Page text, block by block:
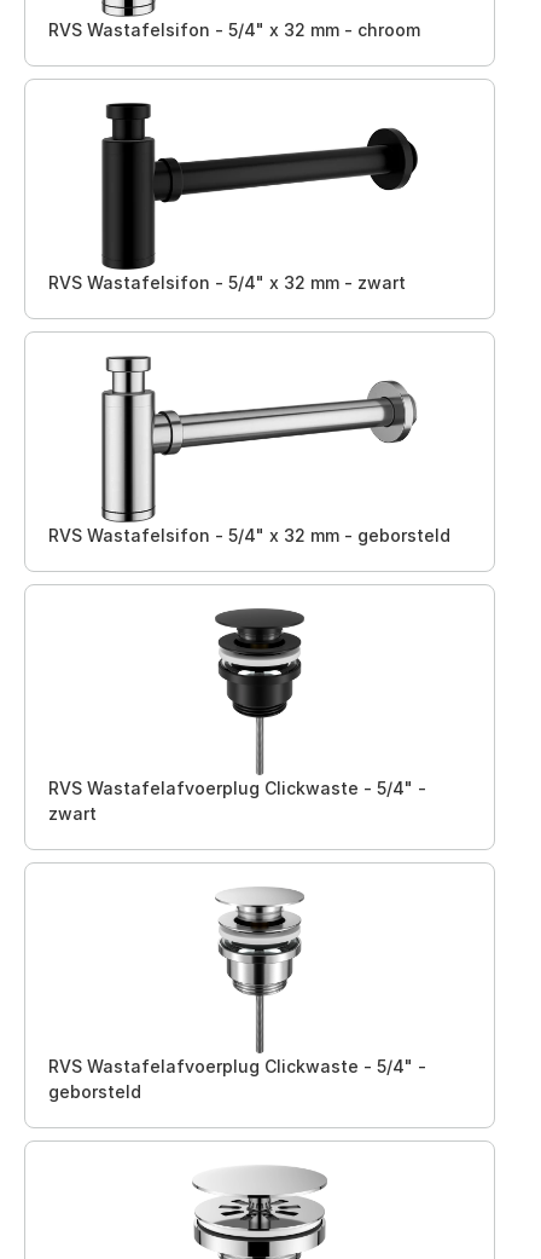
RVS Wastafelsifon - 5/4" x 32 mm - chroom
RVS Wastafelsifon - 5/4" x 32 mm - zwart
RVS Wastafelsifon - 5/4" x 32 mm - geborsteld
RVS Wastafelafvoerplug Clickwaste - 5/4" -
zwart
RVS Wastafelafvoerplug Clickwaste - 5/4" -
geborsteld